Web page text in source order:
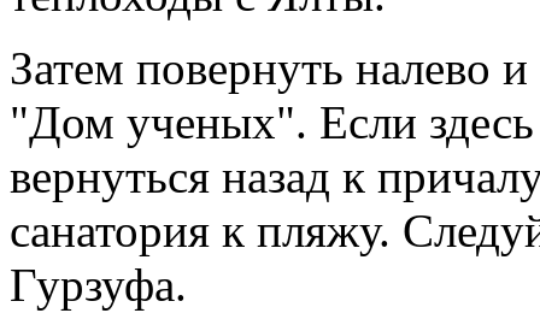
Затем повернуть налево
"Дом ученых". Если здесь
вернуться назад к
санатория к пляжу.
Гурзуфа.